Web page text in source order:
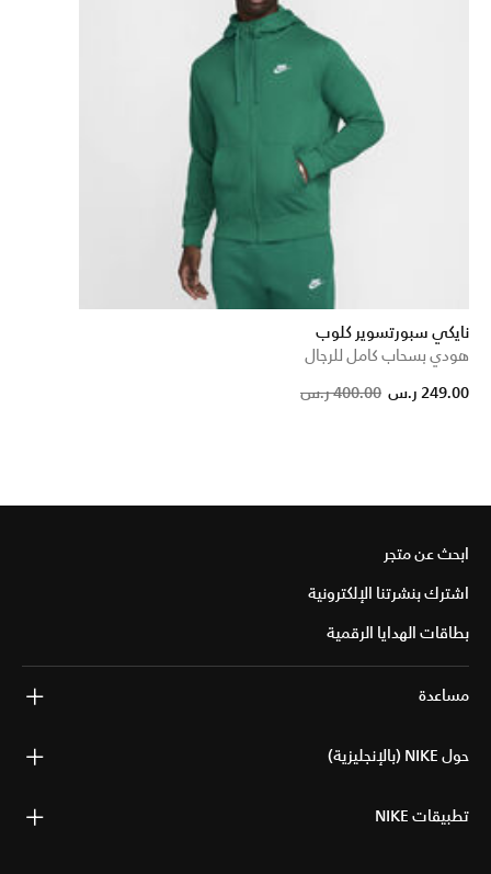
نايكي سبورتسوير كلوب
هودي بسحاب كامل للرجال
400.00 ر.س 249.00 ر.س
ابحث عن متجر
اشترك بنشرتنا الإلكترونية
بطاقات الهدايا الرقمية
مساعدة
حول NIKE (بالإنجليزية)
تطبيقات NIKE